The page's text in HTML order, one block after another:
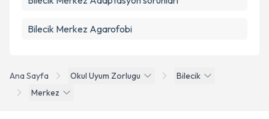
Ana Sayfa Okul Uyum Zorlugu
Bilecik
Merkez
Bilecik Merkez Adaptasyon sorunları
Bilecik Merkez Agarofobi